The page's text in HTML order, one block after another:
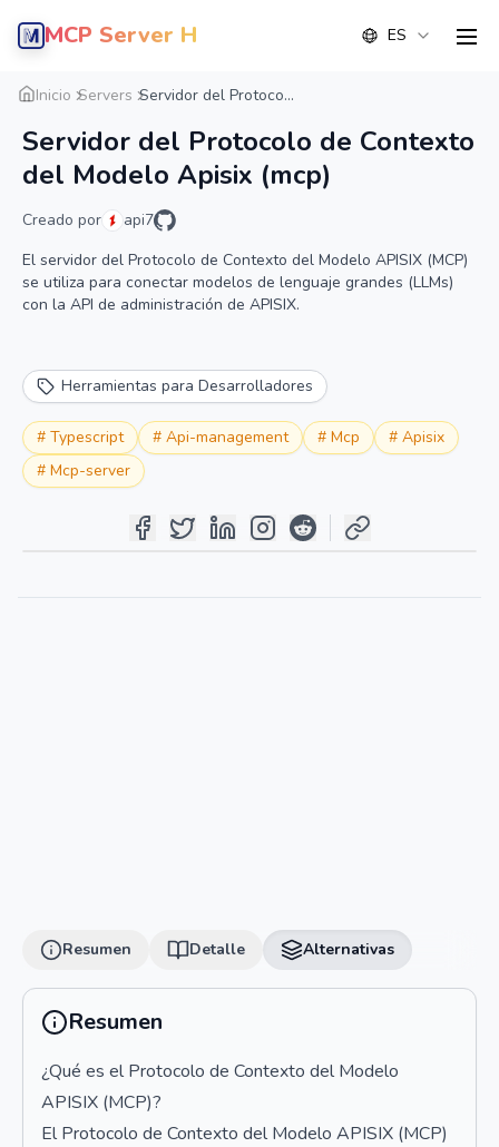
MCP Server Hub ES
Inicio Servers Servidor del Protoco...
Servidor del Protocolo de Contexto
del Modelo Apisix (mcp)
Creado por
api7
El servidor del Protocolo de Contexto del Modelo APISIX (MCP)
se utiliza para conectar modelos de lenguaje grandes (LLMs)
con la API de administración de APISIX.
Herramientas para Desarrolladores
# Typescript # Api-management # Mcp # Apisix
# Mcp-server
Resumen Detalle
Resumen Detalle Alternativas
Resumen
¿Qué es el Protocolo de Contexto del Modelo
APISIX (MCP)?
El Protocolo de Contexto del Modelo APISIX (MCP)